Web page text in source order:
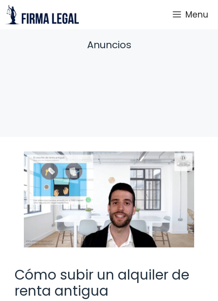
Saltar
al
Menu
Anuncios
Cómo subir un alquiler de
renta antigua